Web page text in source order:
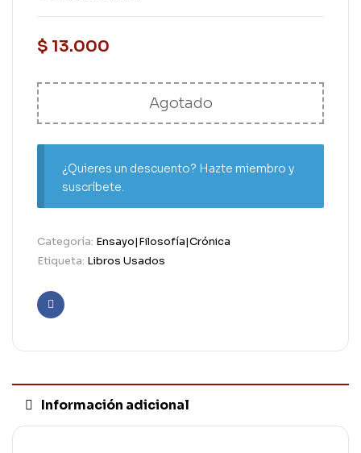
$ 13.000
Agotado
¿Quieres un descuento? Hazte miembro y
suscríbete.
Categoría: Ensayo|Filosofía|Crónica
Etiqueta: Libros Usados
Facebook
Información adicional